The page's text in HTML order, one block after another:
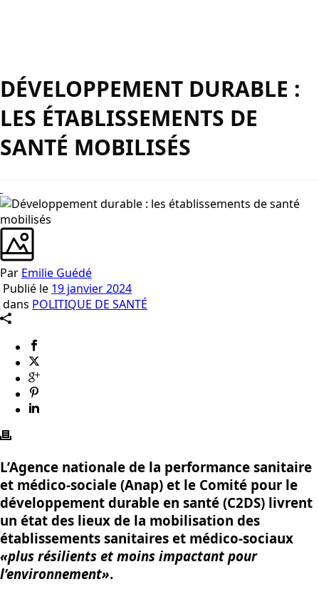
DÉVELOPPEMENT DURABLE :
LES ÉTABLISSEMENTS DE
SANTÉ MOBILISÉS
Par Emilie Guédé
Publié le 19 janvier 2024
dans POLITIQUE DE SANTÉ
L’Agence nationale de la performance sanitaire
et médico-sociale (Anap) et le Comité pour le
développement durable en santé (C2DS) livrent
un état des lieux de la mobilisation des
établissements sanitaires et médico-sociaux
«plus résilients et moins impactant pour
l’environnement».